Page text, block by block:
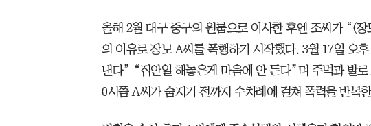
올해 2월 대구 중구의 원룸으로 이사한 후엔 조씨가 “(
의 이유로 장모 A씨를 폭행하기 시작했다. 3월 17일 오
낸다” “집안일 해놓은게 마음에 안 든다”며 주먹과 발
0시쯤 A씨가 숨지기 전까지 수차례에 걸쳐 폭력을 반복